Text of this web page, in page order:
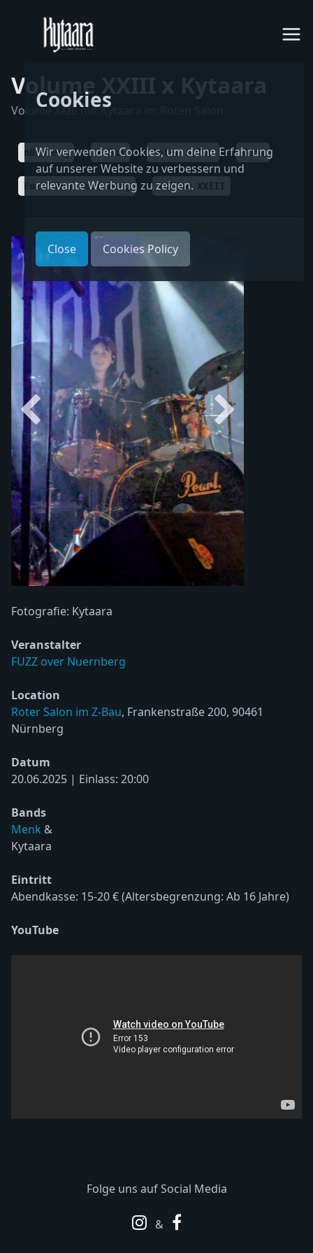
Volume XXIII x Kytaara
Volume XXIII mit Kytaara im Roten Salon
nürnberg Z-Bau Roter Salon doom
Fuzz over Nuernberg Volume XXIII
Fotografie: Kytaara
Veranstalter
FUZZ over Nuernberg
Location
Roter Salon im Z-Bau, Frankenstraße 200, 90461
Nürnberg
Datum
20.06.2025 | Einlass: 20:00
Bands
Menk &
Kytaara
Eintritt
Abendkasse: 15-20 € (Altersbegrenzung: Ab 16 Jahre)
YouTube
Folge uns auf Social Media
&
Cookies
Wir verwenden Cookies, um deine Erfahrung
auf unserer Website zu verbessern und
relevante Werbung zu zeigen.
Close Cookies Policy